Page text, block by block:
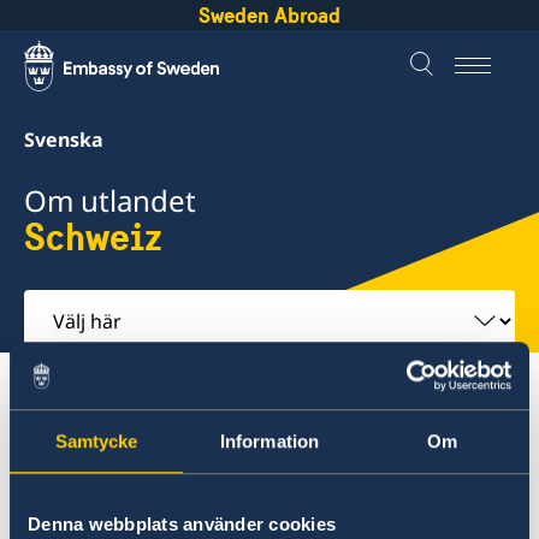
Samtycke Information Om
Denna webbplats använder cookies
Sweden Abroad
Svenska
Om utlandet
Schweiz
Välj
här
Reseinformation
Ambassadens reseinformation Aktuella händelser
Schweiz